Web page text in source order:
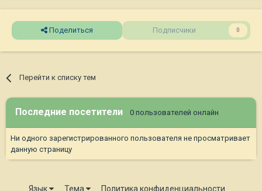
Поделиться Подписчики 0
Перейти к списку тем
Последние посетители 0 пользователей онлайн
Ни одного зарегистрированного пользователя не просматривает
данную страницу
Язык Тема Политика конфиденциальности